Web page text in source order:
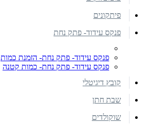
פיתקונים
פנקס עידוד- פתק נחת
פנקס עידוד- פתק נחת- הזמנת כמות
פנקס עידוד- פתק נחת- כמות קטנה
קובץ דיגיטלי
שבת חתן
שוקולדים